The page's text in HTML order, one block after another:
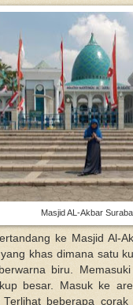
Masjid AL-Akbar
ke Masjid Al-
khas dimana satu
biru.
besar. Masuk ke
beberapa